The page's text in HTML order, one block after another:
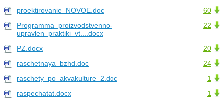
60
proektirovanie_NOVOE.doc
22
Programma_proizvodstvenno-
upravlen_praktiki_vt....docx
20
PZ.docx
24
raschetnaya_bzhd.doc
1
raschety_po_akvakulture_2.doc
1
raspechatat.docx